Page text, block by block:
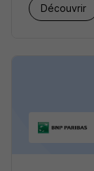
Découvrir